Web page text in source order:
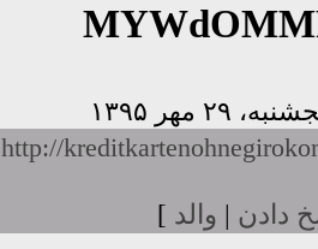
http://
دادن | والد ]